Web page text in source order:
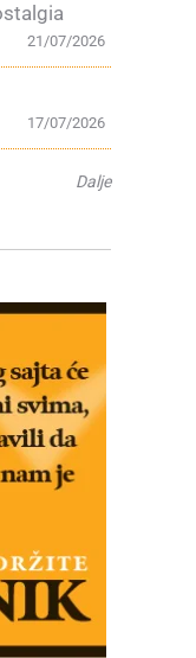
21/07/2026
17/07/2026
Dalje